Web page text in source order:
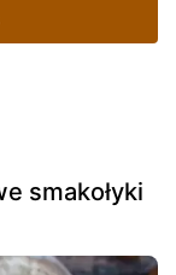
smakołyki